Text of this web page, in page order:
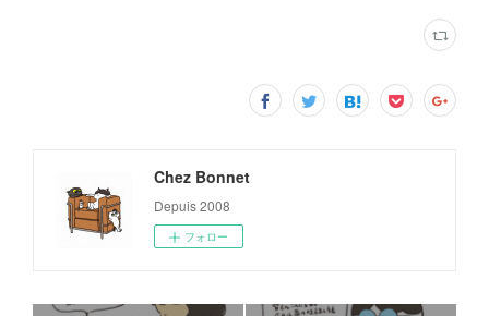
Chez Bonnet
Depuis 2008
フォロー